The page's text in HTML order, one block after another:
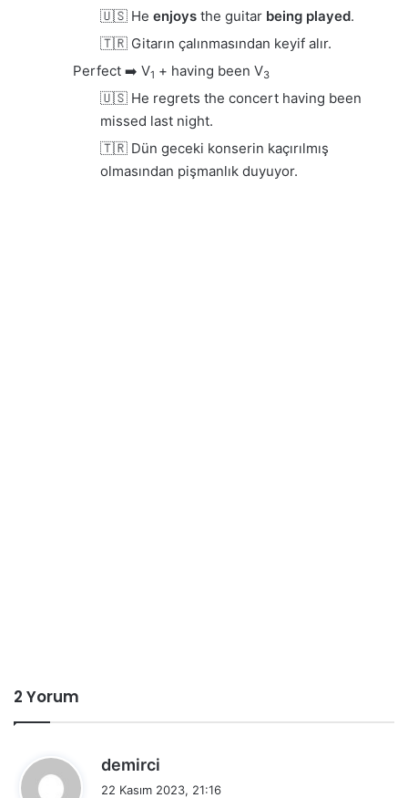
🇺🇸 He enjoys the guitar being played.
🇹🇷 Gitarın çalınmasından keyif alır.
Perfect ➡️ V1 + having been V3
🇺🇸 He regrets the concert having been
missed last night.
🇹🇷 Dün geceki konserin kaçırılmış
olmasından pişmanlık duyuyor.
2 Yorum
demirci
22 Kasım 2023, 21:16